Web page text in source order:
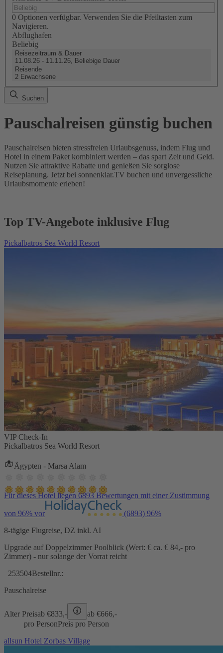
0 Optionen verfügbar. Verwenden Sie die Pfeiltasten zum
Navigieren.
Abflughafen
Beliebig
Reisezeitraum & Dauer
11.08.26 - 11.11.26, Beliebige Dauer
Reisende
2 Erwachsene
Suchen
Pauschalreisen günstig buchen
Pauschalreisen bieten stressfreien Urlaubsgenuss, indem Flug und
Hotel in einem Paket kombiniert werden – das spart Zeit und Geld.
Nutzen Sie attraktive Rabatte und genießen Sie sorglose
Reiseplanung. Jetzt bei sonnenklar.TV buchen und unvergessliche
Urlaubsmomente erleben!
Top TV-Angebote inklusive Flug
Pickalbatros Sea World Resort
VIP Check-In
Pickalbatros Sea World Resort
Ägypten - Marsa Alam
Für dieses Hotel liegen 6893 Bewertungen mit einer Zustimmung
von 96% vor (6893) 96%
8-tägige Flugreise, DZ inkl. AI
Upgrade auf Doppelzimmer Poolblick (Wert: € ca. € 84,- pro
Zimmer) - nur solange der Vorrat reicht
253504Bestellnr.:
Pauschalreise
Alter Preisab €833,- ab €666,-
pro PersonPreis pro Person
allsun Hotel Zorbas Village